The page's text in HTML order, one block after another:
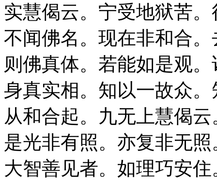
实慧偈云。宁受地狱苦
不闻佛名。现在非和合
则佛真体。若能如是观
身真实相。知以一故众
从和合起。九无上慧偈
是光非有照。亦复非无
大智善见者。如理巧安